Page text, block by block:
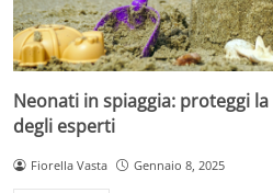
Neonati in spiaggia: proteggi
degli esperti
Fiorella Vasta Gennaio 8, 2025